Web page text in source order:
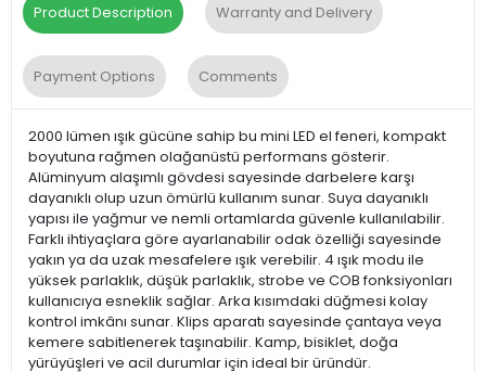
Product Description Warranty and Delivery
Payment Options Comments
2000 lümen ışık gücüne sahip bu mini LED el feneri, kompakt
boyutuna rağmen olağanüstü performans gösterir.
Alüminyum alaşımlı gövdesi sayesinde darbelere karşı
dayanıklı olup uzun ömürlü kullanım sunar. Suya dayanıklı
yapısı ile yağmur ve nemli ortamlarda güvenle kullanılabilir.
Farklı ihtiyaçlara göre ayarlanabilir odak özelliği sayesinde
yakın ya da uzak mesafelere ışık verebilir. 4 ışık modu ile
yüksek parlaklık, düşük parlaklık, strobe ve COB fonksiyonları
kullanıcıya esneklik sağlar. Arka kısımdaki düğmesi kolay
kontrol imkânı sunar. Klips aparatı sayesinde çantaya veya
kemere sabitlenerek taşınabilir. Kamp, bisiklet, doğa
yürüyüşleri ve acil durumlar için ideal bir üründür.